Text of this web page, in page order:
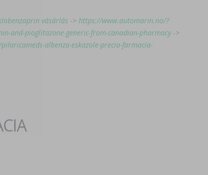
vásárlás -> https://www.automarin.no/?
and-pioglitazone-generic-from-canadian-pharmacy->
albenza-eskazole-precio-farmacia-